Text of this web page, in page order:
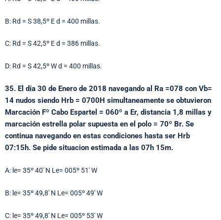
B: Rd = S 38,5º E d = 400 millas.
C: Rd = S 42,5º E d = 386 millas.
D: Rd = S 42,5º W d = 400 millas.
35. El día 30 de Enero de 2018 navegando al Ra =078 con Vb=
14 nudos siendo Hrb = 0700H simultaneamente se obtuvieron
Marcación Fº Cabo Espartel = 060º a Er, distancia 1,8 millas y
marcación estrella polar supuesta en el polo = 70º Br. Se
continua navegando en estas condiciones hasta ser Hrb
07:15h. Se pide situacion estimada a las 07h 15m.
A: le= 35º 40′ N Le= 005º 51′ W
B: le= 35º 49,8′ N Le= 005º 49′ W
C: le= 35º 49,8′ N Le= 005º 53′ W